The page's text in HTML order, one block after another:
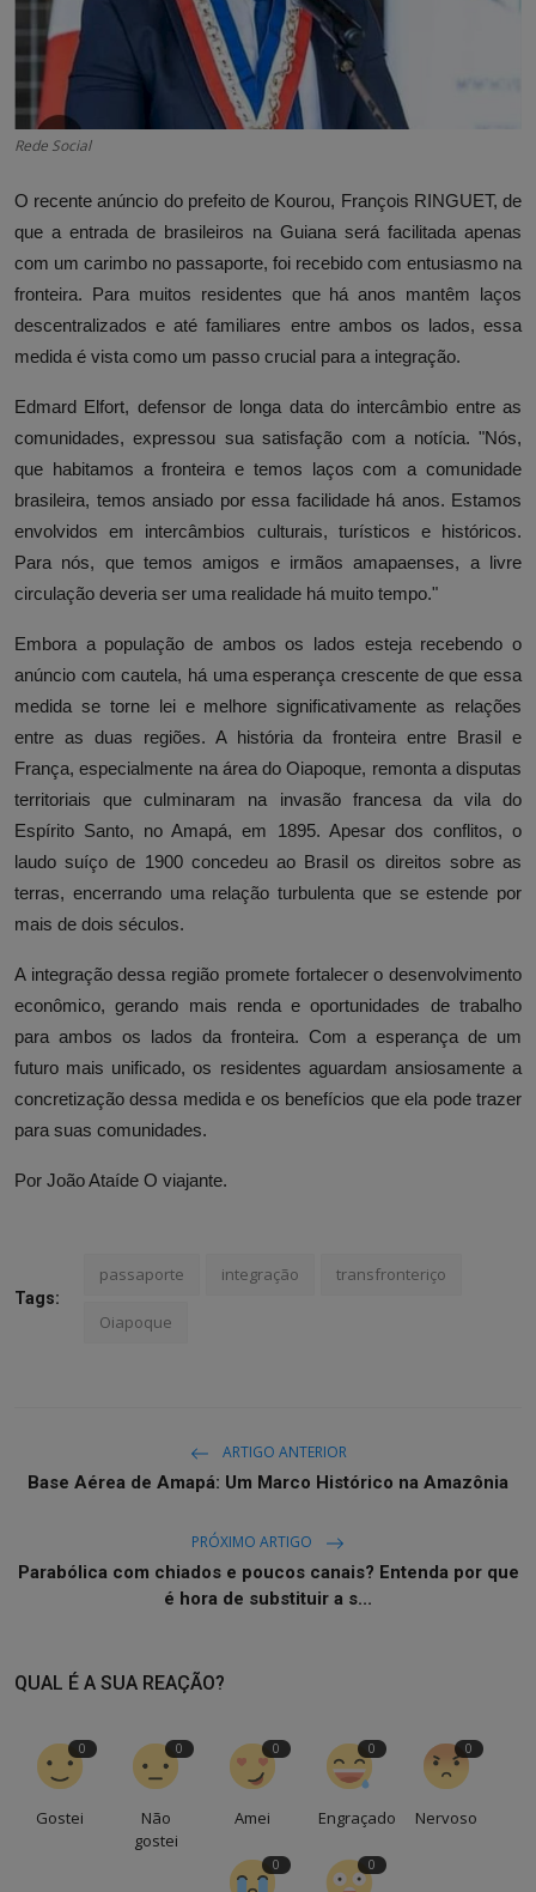
Rede Social
O recente anúncio do prefeito de Kourou, François RINGUET, de
que a entrada de brasileiros na Guiana será facilitada apenas
com um carimbo no passaporte, foi recebido com entusiasmo na
fronteira. Para muitos residentes que há anos mantêm laços
descentralizados e até familiares entre ambos os lados, essa
medida é vista como um passo crucial para a integração.
Edmard Elfort, defensor de longa data do intercâmbio entre as
comunidades, expressou sua satisfação com a notícia. "Nós,
que habitamos a fronteira e temos laços com a comunidade
brasileira, temos ansiado por essa facilidade há anos. Estamos
envolvidos em intercâmbios culturais, turísticos e históricos.
Para nós, que temos amigos e irmãos amapaenses, a livre
circulação deveria ser uma realidade há muito tempo."
Embora a população de ambos os lados esteja recebendo o
anúncio com cautela, há uma esperança crescente de que essa
medida se torne lei e melhore significativamente as relações
entre as duas regiões. A história da fronteira entre Brasil e
França, especialmente na área do Oiapoque, remonta a disputas
territoriais que culminaram na invasão francesa da vila do
Espírito Santo, no Amapá, em 1895. Apesar dos conflitos, o
laudo suíço de 1900 concedeu ao Brasil os direitos sobre as
terras, encerrando uma relação turbulenta que se estende por
mais de dois séculos.
A integração dessa região promete fortalecer o desenvolvimento
econômico, gerando mais renda e oportunidades de trabalho
para ambos os lados da fronteira. Com a esperança de um
futuro mais unificado, os residentes aguardam ansiosamente a
concretização dessa medida e os benefícios que ela pode trazer
para suas comunidades.
Por João Ataíde O viajante.
Tags:
passaporte integração transfronteriço
Oiapoque
ARTIGO ANTERIOR
Base Aérea de Amapá: Um Marco Histórico na Amazônia
PRÓXIMO ARTIGO
Parabólica com chiados e poucos canais? Entenda por que
é hora de substituir a s...
QUAL É A SUA REAÇÃO?
0
Gostei
0
Não
gostei
0
Amei
0
Engraçado
0
Nervoso
0 0